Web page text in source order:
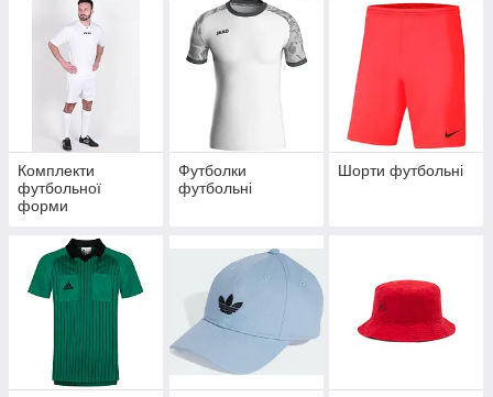
Комплекти
футбольної
форми
Футболки
футбольні
Шорти футбольні